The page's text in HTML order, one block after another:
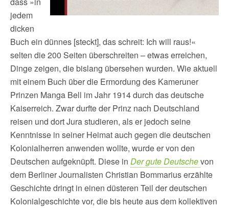
jedem
dicken
Buch ein dünnes [steckt], das schreit: Ich will raus!«
selten die 200 Seiten überschreiten – etwas erreichen,
Dinge zeigen, die bislang übersehen wurden. Wie aktuell
mit einem Buch über die Ermordung des Kameruner
Prinzen Manga Bell im Jahr 1914 durch das deutsche
Kaiserreich. Zwar durfte der Prinz nach Deutschland
reisen und dort Jura studieren, als er jedoch seine
Kenntnisse in seiner Heimat auch gegen die deutschen
Kolonialherren anwenden wollte, wurde er von den
Deutschen aufgeknüpft. Diese in Der gute Deutschevon
dem Berliner Journalisten Christian Bommarius erzählte
Geschichte dringt in einen düsteren Teil der deutschen
Kolonialgeschichte vor, die bis heute aus dem kollektiven